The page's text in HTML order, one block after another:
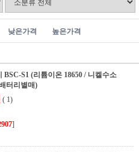
낮은가격 높은가격
BSC-S1 (리튬이온 18650 / 니켈수소
터리별매)
( 1)
]